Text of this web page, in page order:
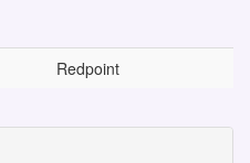
Redpoint